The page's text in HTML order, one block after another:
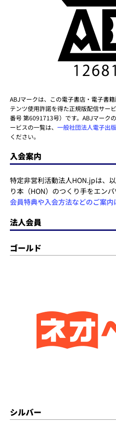
ABJマークは、この電子書店・電子書
テンツ使用許諾を得た正規版配信サー
番号 第6091713号）です。ABJマーク
ービスの一覧は、 一般社団法人電子出
ください。
入会案内
特定非営利活動法人HON.jpは、
り本（HON）のつくり手をエン
会員特典や入会方法などのご案内
法人会員
ゴールド
シルバー